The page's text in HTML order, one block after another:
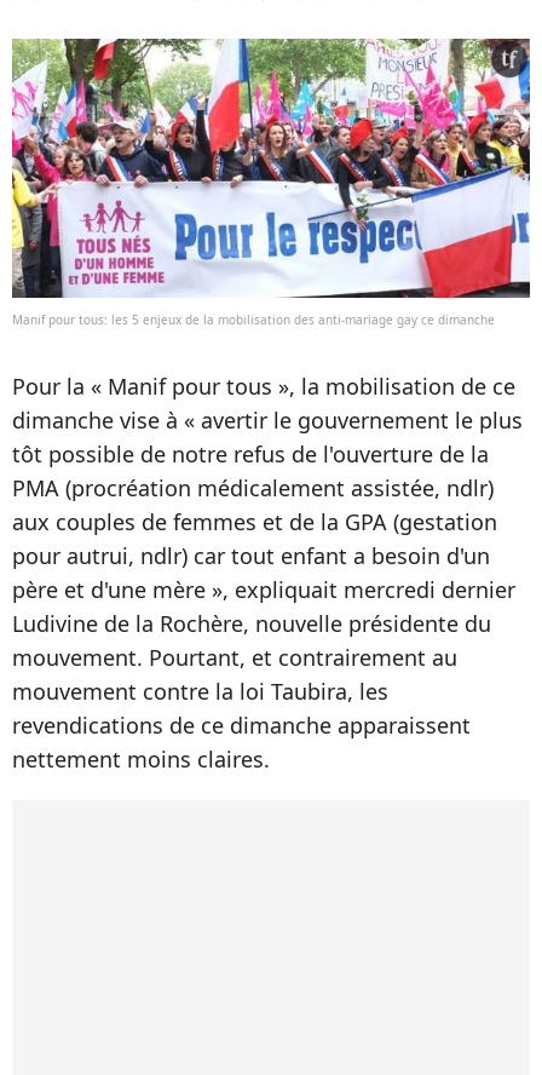
Manif pour tous: les 5 enjeux de la mobilisation des anti-mariage gay ce dimanche
Pour la « Manif pour tous », la mobilisation de ce
dimanche vise à « avertir le gouvernement le plus
tôt possible de notre refus de l'ouverture de la
PMA (procréation médicalement assistée, ndlr)
aux couples de femmes et de la GPA (gestation
pour autrui, ndlr) car tout enfant a besoin d'un
père et d'une mère », expliquait mercredi dernier
Ludivine de la Rochère, nouvelle présidente du
mouvement. Pourtant, et contrairement au
mouvement contre la loi Taubira, les
revendications de ce dimanche apparaissent
nettement moins claires.